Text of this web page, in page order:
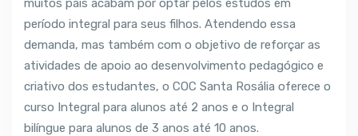
muitos pais acabam por optar pelos estudos em
período integral para seus filhos. Atendendo essa
demanda, mas também com o objetivo de reforçar as
atividades de apoio ao desenvolvimento pedagógico e
criativo dos estudantes, o COC Santa Rosália oferece o
curso Integral para alunos até 2 anos e o Integral
bilíngue para alunos de 3 anos até 10 anos.